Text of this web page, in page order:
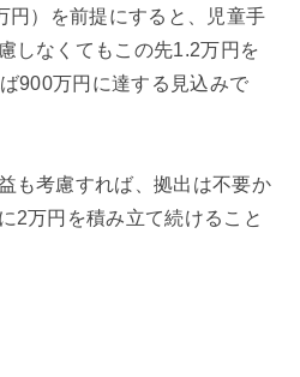
円）を前提にすると、児童手
しなくてもこの先1.2万円を
900万円に達する見込みで
も考慮すれば、拠出は不要か
2万円を積み立て続けること